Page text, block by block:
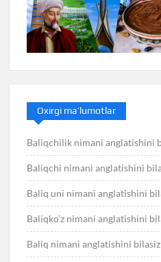
Oxirgi ma’lumotlar
Baliqchilik nimani anglatishini
Baliqchi nimani anglatishini
Baliq uni nimani anglatishini
Baliqko’z nimani anglatishini
Baliq nimani anglatishini